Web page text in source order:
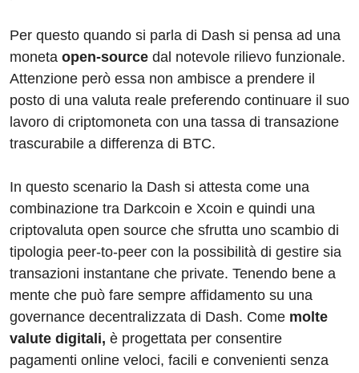
Per questo quando si parla di Dash si pensa ad una
moneta open-source dal notevole rilievo funzionale.
Attenzione però essa non ambisce a prendere il
posto di una valuta reale preferendo continuare il suo
lavoro di criptomoneta con una tassa di transazione
trascurabile a differenza di BTC.
In questo scenario la Dash si attesta come una
combinazione tra Darkcoin e Xcoin e quindi una
criptovaluta open source che sfrutta uno scambio di
tipologia peer-to-peer con la possibilità di gestire sia
transazioni instantane che private. Tenendo bene a
mente che può fare sempre affidamento su una
governance decentralizzata di Dash. Come molte
valute digitali, è progettata per consentire
pagamenti online veloci, facili e convenienti senza